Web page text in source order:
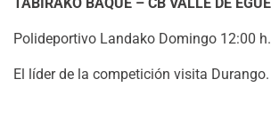
Polideportivo Landako Domingo 12:00 h.
El líder de la competición visita Durango.